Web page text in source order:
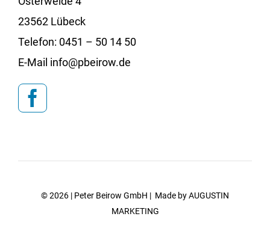
23562 Lübeck
Telefon: 0451 – 50 14 50
E-Mail info@pbeirow.de
© 2026 | Peter Beirow GmbH | Made byAUGUSTIN
MARKETING